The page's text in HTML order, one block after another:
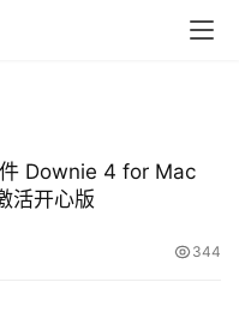
Downie 4 for Mac
活开心版
344